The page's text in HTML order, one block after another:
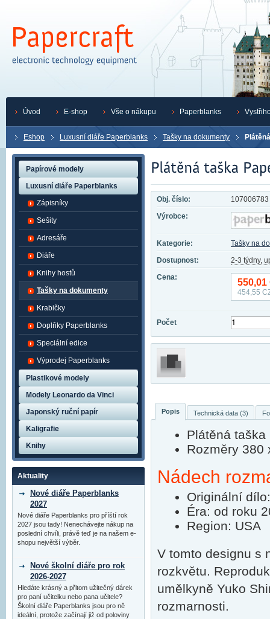
Eshop Luxusní diáře Paperblanks Tašky na dokumenty
Obj. číslo:
107006783
Výrobce:
Kategorie:
Tašky na
Dostupnost:
2-3 týdny,
Cena:
550,01
454,55
Počet
Popis Technická data (3)
Plátěná
Rozměry 380
Nádech
Originální
Éra: od roku
Region: USA
V tomto designu s
rozkvětu.
umělkyně Yuko
rozmarnosti.
Papírové modely
Luxusní diáře Paperblanks
Zápisníky
Sešity
Adresáře
Diáře
Knihy hostů
Tašky na dokumenty
Krabičky
Doplňky Paperblanks
Speciální edice
Výprodej Paperblanks
Plastikové modely
Modely Leonardo da Vinci
Japonský ruční papír
Kaligrafie
Knihy
Aktuality
Nové diáře Paperblanks
2027
Nové diáře Paperblanks pro příští rok
2027 jsou tady! Nenechávejte nákup na
poslední chvíli, právě teď je na našem e-
shopu největší výběr.
Nové školní diáře pro rok
2026-2027
Hledáte krásný a přitom užitečný dárek
pro paní učitelku nebo pana učitele?
Školní diáře Paperblanks jsou pro ně
ideální, protože začínají již od poloviny
Úvod E-shop Vše o nákupu Paperblanks